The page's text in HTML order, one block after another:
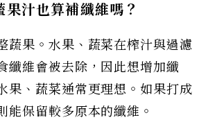
果汁也算補纖維嗎？
蔬果。水果、蔬菜在榨汁與過濾
纖維會被去除，因此想增加纖
果、蔬菜通常更理想。如果打成
能保留較多原本的纖維。